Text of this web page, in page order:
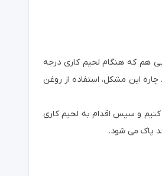
هم که هنگام لحیم کاری درجه
این مشکل، استفاده از روغن
و سپس اقدام به لحیم کاری
پاک می شود.